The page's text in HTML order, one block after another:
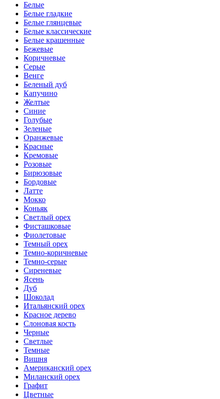
Белые
Белые гладкие
Белые глянцевые
Белые классические
Белые крашенные
Бежевые
Коричневые
Серые
Венге
Беленый дуб
Капучино
Желтые
Синие
Голубые
Зеленые
Оранжевые
Красные
Кремовые
Розовые
Бирюзовые
Бордовые
Латте
Мокко
Коньяк
Светлый орех
Фисташковые
Фиолетовые
Темный орех
Темно-коричневые
Темно-серые
Сиреневые
Ясень
Дуб
Шоколад
Итальянский орех
Красное дерево
Слоновая кость
Черные
Светлые
Темные
Вишня
Американский орех
Миланский орех
Графит
Цветные